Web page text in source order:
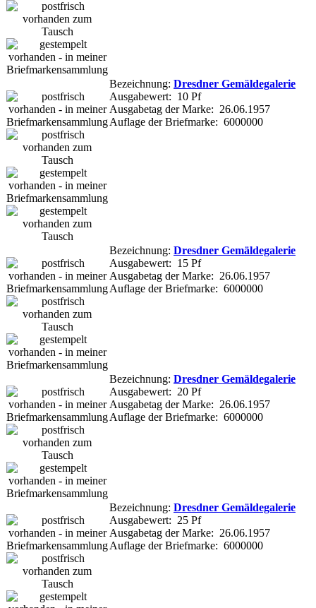
Bezeichnung: Dresdner Gemäldegalerie
Ausgabewert: 10 Pf
Ausgabetag der Marke: 26.06.1957
Auflage der Briefmarke: 6000000
Bezeichnung: Dresdner Gemäldegalerie
Ausgabewert: 15 Pf
Ausgabetag der Marke: 26.06.1957
Auflage der Briefmarke: 6000000
Bezeichnung: Dresdner Gemäldegalerie
Ausgabewert: 20 Pf
Ausgabetag der Marke: 26.06.1957
Auflage der Briefmarke: 6000000
Bezeichnung: Dresdner Gemäldegalerie
Ausgabewert: 25 Pf
Ausgabetag der Marke: 26.06.1957
Auflage der Briefmarke: 6000000